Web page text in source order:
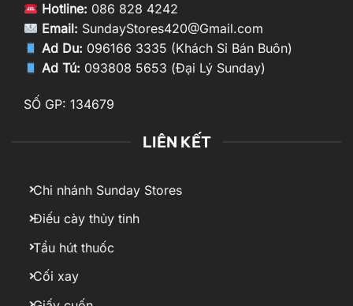
Hotline: 086 828 4242
Email: SundayStores420@Gmail.com
Ad Du: 096166 3335 (Khách Sỉ Bán Buôn)
Ad Tú: 093808 5653 (Đại Lý Sunday)
SỐ GP: 134679
LIÊN KẾT
Chi nhánh Sunday Stores
Điếu cày thủy tinh
Tẩu hút thuốc
Cối xay